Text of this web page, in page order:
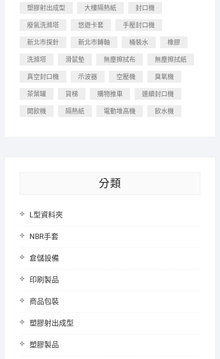
塑膠射出成型 大樓隔熱紙 封口機
廢氣洗滌塔 悠遊卡套 手壓封口機
新北市探針 新北市轉軸 桶裝水 橡膠
洗滌塔 滑鼠墊 無塵擦拭布 無塵擦拭紙
真空封口機 示波器 空壓機 臭氧機
茶葉罐 貨梯 購物推車 連續封口機
開飲機 隔熱紙 電動堆高機 飲水機
分類
L型資料夾
NBR手套
倉儲設備
印刷製品
商品包裝
塑膠射出成型
塑膠製品